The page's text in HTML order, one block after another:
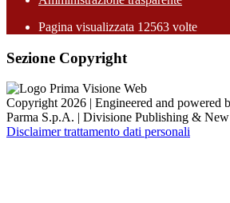
Pagina visualizzata 12563 volte
Sezione Copyright
Copyright 2026 | Engineered and powered
Parma S.p.A. | Divisione Publishing &
Disclaimer trattamento dati personali